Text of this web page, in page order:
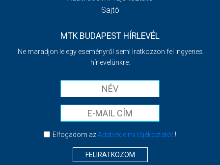
Sajtó
MTK BUDAPEST HÍRLEVÉL
Ne maradjon le egy eseményről sem! Iratkozzon fel ingyenes
hírlevelünkre:
Elfogadom azAdatvédelmi tájékoztatót!
FELIRATKOZOM